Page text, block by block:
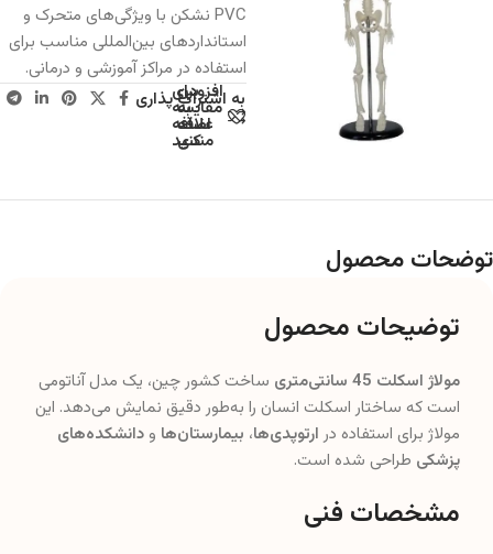
PVC نشکن با ویژگی‌های متحرک و
استانداردهای بین‌المللی مناسب برای
استفاده در مراکز آموزشی و درمانی.
برای
مقایسه
اضافه
کنید
افزودن
به
علاقه
مندی
به اشتراک پذاری
توضحات محصول
توضیحات محصول
مولاژ اسکلت 45 سانتی‌متری
ساخت کشور چین، یک مدل آناتومی
است که ساختار اسکلت انسان را به‌طور دقیق نمایش می‌دهد. این
مولاژ برای استفاده در ارتوپدی‌ها، بیمارستان‌ها و دانشکده‌های
پزشکی طراحی شده است.
مشخصات فنی